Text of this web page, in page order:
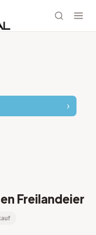
›
Freilandeier